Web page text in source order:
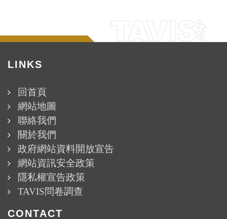
LINKS
回首頁
網站地圖
聯絡我們
關於我們
政府網站資料開放宣告
網站資訊安全政策
隱私權宣告政策
TAVIS問卷調查
CONTACT